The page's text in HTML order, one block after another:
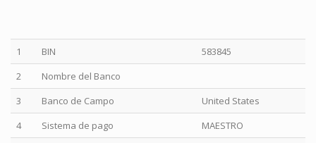
1 BIN
583845
2
Nombre del Banco
3
Banco de Campo
United States
4
Sistema de pago
MAESTRO